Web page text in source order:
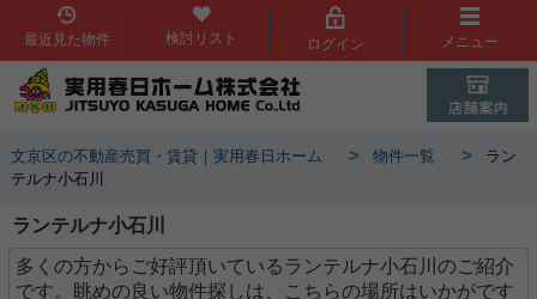
最近見た物件 検討リスト ログイン メニュー
文京区の不動産売買・賃貸｜実用春日ホーム > 物件一覧 >
ラン
テルナ小石川
ランテルナ小石川
多くの方からご好評頂いているランテルナ小石川のご紹介
です。眺めの良い物件探しは、こちらの場所はいかがです